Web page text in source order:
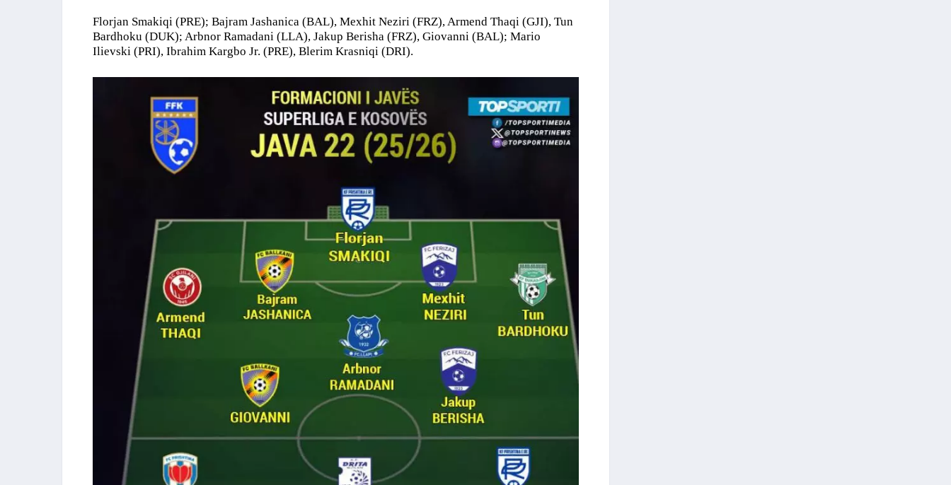
Florjan Smakiqi (PRE); Bajram Jashanica (BAL), Mexhit Neziri (FRZ), Armend Thaqi (GJI), Tun
Bardhoku (DUK); Arbnor Ramadani (LLA), Jakup Berisha (FRZ), Giovanni (BAL); Mario
Ilievski (PRI), Ibrahim Kargbo Jr. (PRE), Blerim Krasniqi (DRI).